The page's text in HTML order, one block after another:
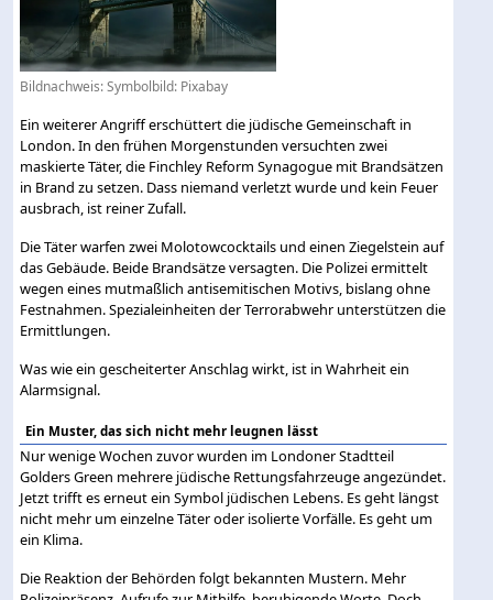
Bildnachweis: Symbolbild: Pixabay
Ein weiterer Angriff erschüttert die jüdische Gemeinschaft in
London. In den frühen Morgenstunden versuchten zwei
maskierte Täter, die Finchley Reform Synagogue mit Brandsätzen
in Brand zu setzen. Dass niemand verletzt wurde und kein Feuer
ausbrach, ist reiner Zufall.
Die Täter warfen zwei Molotowcocktails und einen Ziegelstein auf
das Gebäude. Beide Brandsätze versagten. Die Polizei ermittelt
wegen eines mutmaßlich antisemitischen Motivs, bislang ohne
Festnahmen. Spezialeinheiten der Terrorabwehr unterstützen die
Ermittlungen.
Was wie ein gescheiterter Anschlag wirkt, ist in Wahrheit ein
Alarmsignal.
Ein Muster, das sich nicht mehr leugnen lässt
Nur wenige Wochen zuvor wurden im Londoner Stadtteil
Golders Green mehrere jüdische Rettungsfahrzeuge angezündet.
Jetzt trifft es erneut ein Symbol jüdischen Lebens. Es geht längst
nicht mehr um einzelne Täter oder isolierte Vorfälle. Es geht um
ein Klima.
Die Reaktion der Behörden folgt bekannten Mustern. Mehr